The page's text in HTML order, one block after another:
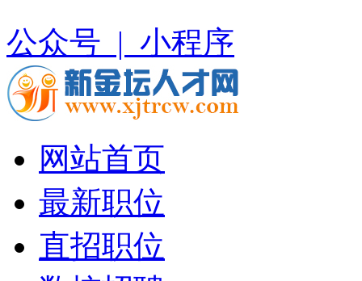
公众号 | 小程序
网站首页
最新职位
直招职位